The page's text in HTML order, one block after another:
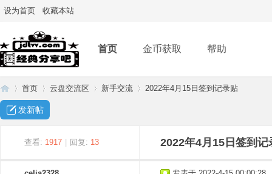
设为首页 收藏本站
首页 金币获取 帮助
首页
›
云盘交流区
›
新手交流 2022年4月15日签到记录贴
发新帖
查看: 1917 回复: 13 2022年4月15日签到记